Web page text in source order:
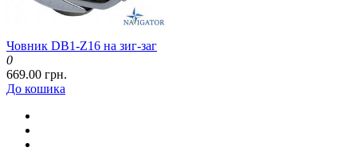
Човник DB1-Z16 на зиг-заг
0
669.00 грн.
До кошика